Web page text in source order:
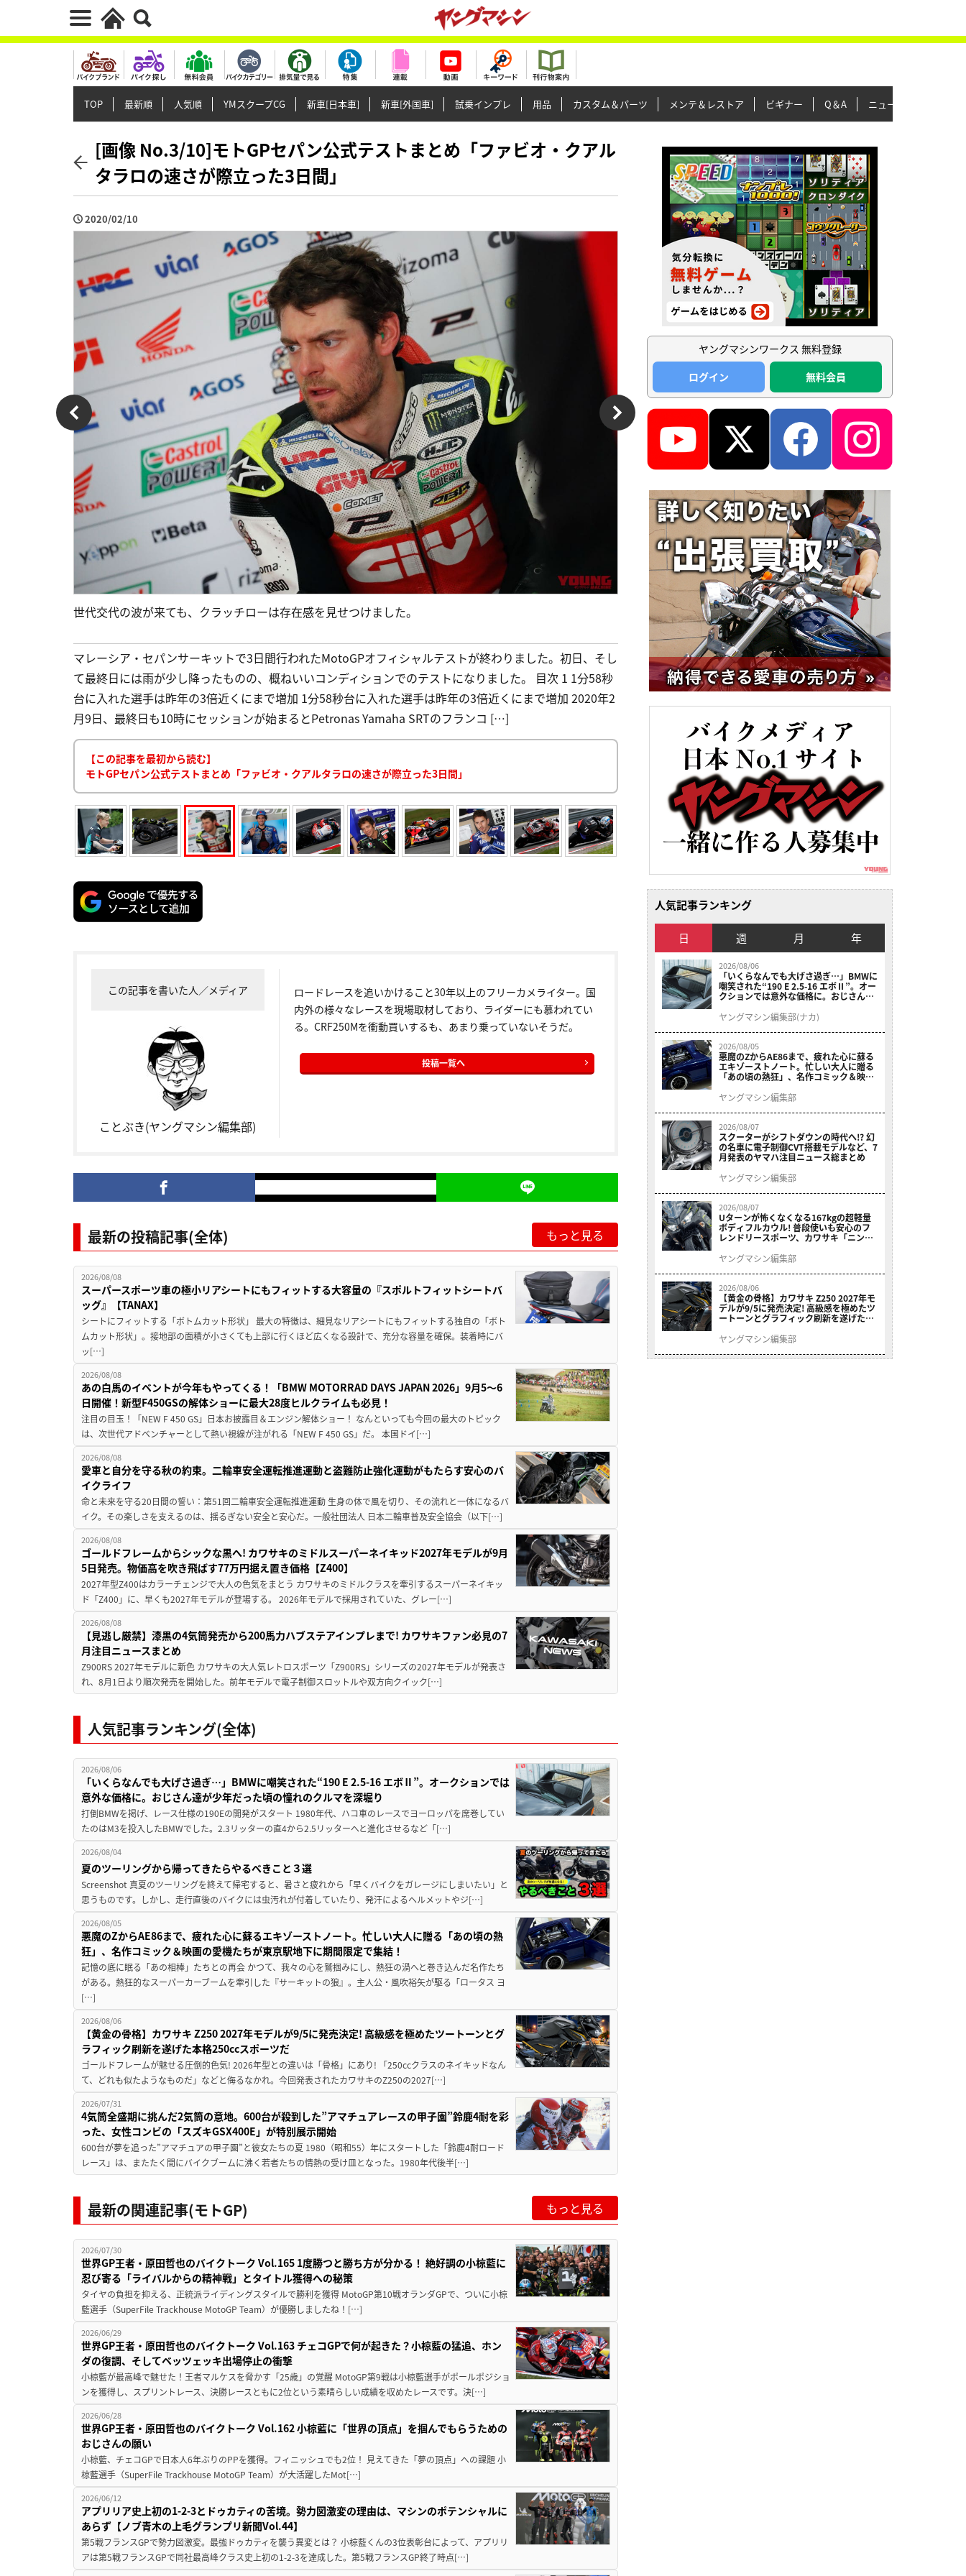
TOP 最新順 人気順 YMスクープCG 新車[日本車] 新車[外国車] 試乗インプレ 用品 カスタム＆パーツ メンテ＆レストア ビギナー Q＆A ニュース＆トピックス
[画像 No.3/10]モトGPセパン公式テストまとめ「ファビオ・クアル
タラロの速さが際立った3日間」
2020/02/10
世代交代の波が来ても、クラッチローは存在感を見せつけました。
マレーシア・セパンサーキットで3日間行われたMotoGPオフィシャルテストが終わりました。初日、そし
て最終日には雨が少し降ったものの、概ねいいコンディションでのテストになりました。 目次 1 1分58秒
台に入れた選手は昨年の3倍近くにまで増加 1分58秒台に入れた選手は昨年の3倍近くにまで増加 2020年2
月9日、最終日も10時にセッションが始まるとPetronas Yamaha SRTのフランコ […]
【この記事を最初から読む】
モトGPセパン公式テストまとめ「ファビオ・クアルタラロの速さが際立った3日間」
この記事を書いた人／メディア
ことぶき(ヤングマシン編集部)
ロードレースを追いかけること30年以上のフリーカメライター。国
内外の様々なレースを現場取材しており、ライダーにも慕われてい
る。CRF250Mを衝動買いするも、あまり乗っていないそうだ。
投稿一覧へ
最新の投稿記事(全体) もっと見る
2026/08/08
スーパースポーツ車の極小リアシートにもフィットする大容量の『スポルトフィットシートバ
ッグ』【TANAX】
シートにフィットする「ボトムカット形状」 最大の特徴は、細見なリアシートにもフィットする独自の「ボト
ムカット形状」。接地部の面積が小さくても上部に行くほど広くなる設計で、充分な容量を確保。装着時にバ
ッ[…]
2026/08/08
あの白馬のイベントが今年もやってくる！「BMW MOTORRAD DAYS JAPAN 2026」9月5〜6
日開催！新型F450GSの解体ショーに最大28度ヒルクライムも必見！
注目の目玉！「NEW F 450 GS」日本お披露目＆エンジン解体ショー！ なんといっても今回の最大のトピック
は、次世代アドベンチャーとして熱い視線が注がれる「NEW F 450 GS」だ。 本国ドイ[…]
2026/08/08
愛車と自分を守る秋の約束。二輪車安全運転推進運動と盗難防止強化運動がもたらす安心のバ
イクライフ
命と未来を守る20日間の誓い：第51回二輪車安全運転推進運動 生身の体で風を切り、その流れと一体になるバ
イク。その楽しさを支えるのは、揺るぎない安全と安心だ。一般社団法人 日本二輪車普及安全協会（以下[…]
2026/08/08
ゴールドフレームからシックな黒へ! カワサキのミドルスーパーネイキッド2027年モデルが9月
5日発売。物価高を吹き飛ばす77万円据え置き価格【Z400】
2027年型Z400はカラーチェンジで大人の色気をまとう カワサキのミドルクラスを牽引するスーパーネイキッ
ド「Z400」に、早くも2027年モデルが登場する。 2026年モデルで採用されていた、グレー[…]
2026/08/08
【見逃し厳禁】漆黒の4気筒発売から200馬力ハブステアインプレまで! カワサキファン必見の7
月注目ニュースまとめ
Z900RS 2027年モデルに新色 カワサキの大人気レトロスポーツ「Z900RS」シリーズの2027年モデルが発表さ
れ、8月1日より順次発売を開始した。前年モデルで電子制御スロットルや双方向クイック[…]
人気記事ランキング(全体)
2026/08/06
「いくらなんでも大げさ過ぎ…」BMWに嘲笑された“190 E 2.5-16 エボⅡ”。オークションでは
意外な価格に。おじさん達が少年だった頃の憧れのクルマを深堀り
打倒BMWを掲げ、レース仕様の190Eの開発がスタート 1980年代、ハコ車のレースでヨーロッパを席巻してい
たのはM3を投入したBMWでした。2.3リッターの直4から2.5リッターへと進化させるなど「[…]
2026/08/04
夏のツーリングから帰ってきたらやるべきこと３選
Screenshot 真夏のツーリングを終えて帰宅すると、暑さと疲れから「早くバイクをガレージにしまいたい」と
思うものです。しかし、走行直後のバイクには虫汚れが付着していたり、発汗によるヘルメットやジ[…]
2026/08/05
悪魔のZからAE86まで、疲れた心に蘇るエキゾーストノート。忙しい大人に贈る「あの頃の熱
狂」、名作コミック＆映画の愛機たちが東京駅地下に期間限定で集結！
記憶の底に眠る「あの相棒」たちとの再会 かつて、我々の心を鷲掴みにし、熱狂の渦へと巻き込んだ名作たち
がある。熱狂的なスーパーカーブームを牽引した『サーキットの狼』。主人公・風吹裕矢が駆る「ロータス ヨ
[…]
2026/08/06
【黄金の骨格】カワサキ Z250 2027年モデルが9/5に発売決定! 高級感を極めたツートーンとグ
ラフィック刷新を遂げた本格250ccスポーツだ
ゴールドフレームが魅せる圧倒的色気! 2026年型との違いは「骨格」にあり! 「250ccクラスのネイキッドなん
て、どれも似たようなものだ」などと侮るなかれ。今回発表されたカワサキのZ250の2027[…]
2026/07/31
4気筒全盛期に挑んだ2気筒の意地。600台が殺到した”アマチュアレースの甲子園”鈴鹿4耐を彩
った、女性コンビの「スズキGSX400E」が特別展示開始
600台が夢を追った”アマチュアの甲子園”と彼女たちの夏 1980（昭和55）年にスタートした「鈴鹿4耐ロード
レース」は、またたく間にバイクブームに沸く若者たちの情熱の受け皿となった。1980年代後半[…]
最新の関連記事(モトGP) もっと見る
2026/07/30
世界GP王者・原田哲也のバイクトーク Vol.165 1度勝つと勝ち方が分かる！ 絶好調の小椋藍に
忍び寄る「ライバルからの精神戦」とタイトル獲得への秘策
タイヤの負担を抑える、正統派ライディングスタイルで勝利を獲得 MotoGP第10戦オランダGPで、ついに小椋
藍選手（SuperFile Trackhouse MotoGP Team）が優勝しましたね！[…]
2026/06/29
世界GP王者・原田哲也のバイクトーク Vol.163 チェコGPで何が起きた？小椋藍の猛追、ホン
ダの復調、そしてベッツェッキ出場停止の衝撃
小椋藍が最高峰で魅せた！王者マルケスを脅かす「25歳」の覚醒 MotoGP第9戦は小椋藍選手がポールポジショ
ンを獲得し、スプリントレース、決勝レースともに2位という素晴らしい成績を収めたレースです。決[…]
2026/06/28
世界GP王者・原田哲也のバイクトーク Vol.162 小椋藍に「世界の頂点」を掴んでもらうための
おじさんの願い
小椋藍、チェコGPで日本人6年ぶりのPPを獲得。フィニッシュでも2位！ 見えてきた「夢の頂点」への課題 小
椋藍選手（SuperFile Trackhouse MotoGP Team）が大活躍したMot[…]
2026/06/12
アプリリア史上初の1-2-3とドゥカティの苦境。勢力図激変の理由は、マシンのポテンシャルに
あらず【ノブ青木の上毛グランプリ新聞Vol.44】
第5戦フランスGPで勢力図激変。最強ドゥカティを襲う異変とは？ 小椋藍くんの3位表彰台によって、アプリリ
アは第5戦フランスGPで同社最高峰クラス史上初の1-2-3を達成した。第5戦フランスGP終了時点[…]
ヤングマシンワークス 無料登録
ログイン
無料会員
人気記事ランキング
日 週 月 年
2026/08/06
「いくらなんでも大げさ過ぎ…」BMWに
嘲笑された“190 E 2.5-16 エボⅡ”。オー
クションでは意外な価格に。おじさん達
ヤングマシン編集部(ナカ)
2026/08/05
悪魔のZからAE86まで、疲れた心に蘇る
エキゾーストノート。忙しい大人に贈る
「あの頃の熱狂」、名作コミック＆映画
結！
ヤングマシン編集部
2026/08/07
スクーターがシフトダウンの時代へ!? 幻
の名車に電子制御CVT搭載モデルなど、7
月発表のヤマハ注目ニュース総まとめ
ヤングマシン編集部
2026/08/07
Uターンが怖くなくなる167kgの超軽量
ボディフルカウル! 普段使いも安心のフ
レンドリースポーツ、カワサキ「ニンジ
9/5発売
ヤングマシン編集部
2026/08/06
【黄金の骨格】カワサキ Z250 2027年モ
デルが9/5に発売決定! 高級感を極めたツ
ートーンとグラフィック刷新を遂げた本
ヤングマシン編集部